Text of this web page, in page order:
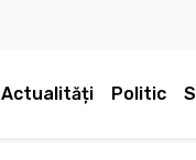
Actualități Politic